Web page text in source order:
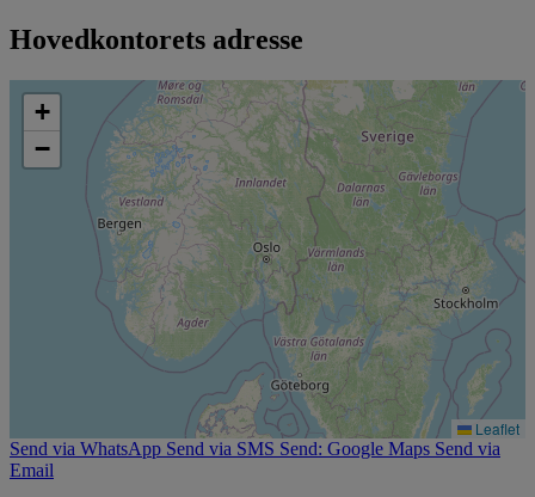
Hovedkontorets adresse
+
−
Leaflet
Send via WhatsApp Send via SMS Send: Google Maps Send via
Email